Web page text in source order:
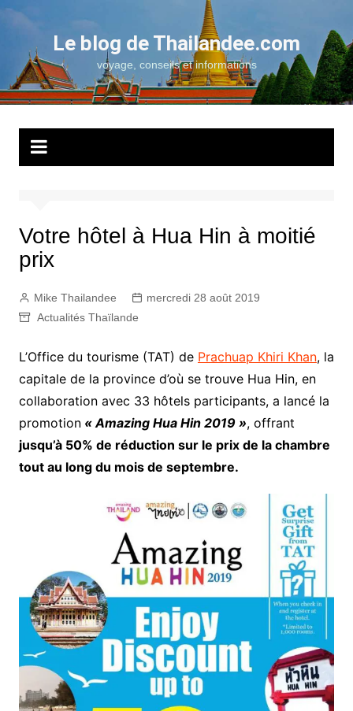
Aller
contenu
Le blog de Thailandee.com
voyage, conseils et informations
Votre hôtel à Hua Hin à moitié
prix
Mike Thailandee
mercredi 28 août 2019
Actualités Thaïlande
L’Office du tourisme (TAT) de Prachuap Khiri Khan, la
capitale de la province d’où se trouve Hua Hin, en
collaboration avec 33 hôtels participants, a lancé la
promotion« Amazing Hua Hin 2019 », offrant
jusqu’à 50% de réduction sur le prix de la chambre
tout au long du mois de septembre.